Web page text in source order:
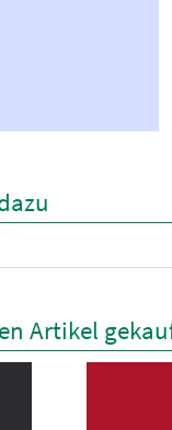
Artikel